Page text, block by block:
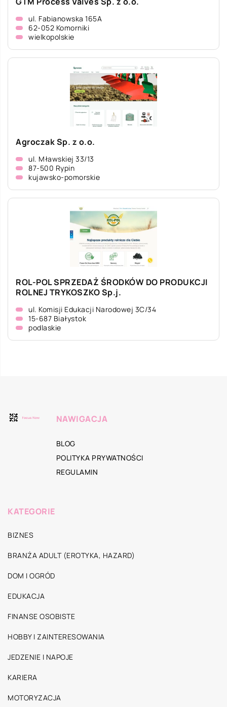
ul. Fabianowska 165A
62-052 Komorniki
wielkopolskie
Agroczak Sp. z o.o.
ul. Mławskiej 33/13
87-500 Rypin
kujawsko-pomorskie
ROL-POL SPRZEDAŻ ŚRODKÓW DO PRODUKCJI
ROLNEJ TRYKOSZKO Sp.j.
ul. Komisji Edukacji Narodowej 3C/34
15-687 Białystok
podlaskie
NAWIGACJA
BLOG
POLITYKA PRYWATNOŚCI
REGULAMIN
KATEGORIE
BIZNES
BRANŻA ADULT (EROTYKA, HAZARD)
DOM I OGRÓD
EDUKACJA
FINANSE OSOBISTE
HOBBY I ZAINTERESOWANIA
JEDZENIE I NAPOJE
KARIERA
MOTORYZACJA